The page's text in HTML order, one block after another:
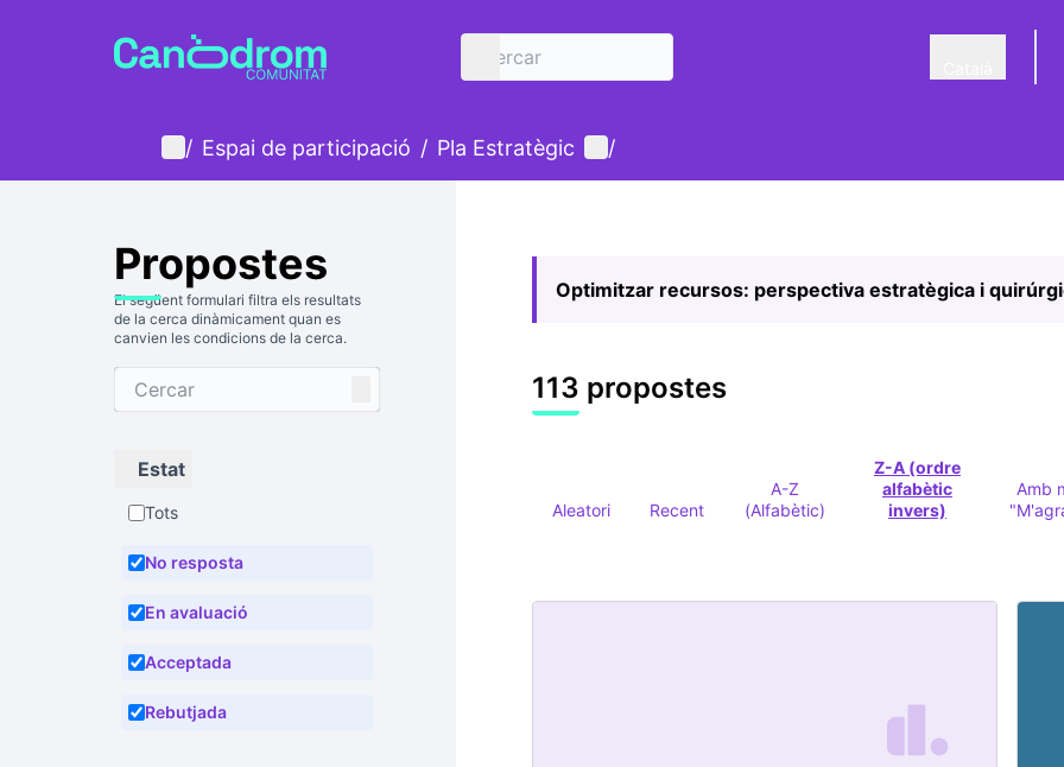
Triar la llengua
IniciMenú principal
/ Espai de participació / Pla Estratègic Menú d'usuari
/
Propostes
El següent formulari filtra els resultats
de la cerca dinàmicament quan es
canvien les condicions de la cerca.
Estat
Tots
No resposta
En avaluació
Acceptada
Rebutjada
Optimitzar recursos: perspectiva estratègica i
113 propostes
Aleatori Recent
A-Z
(Alfabètic)
Z-A (ordre
alfabètic
invers)
Amb